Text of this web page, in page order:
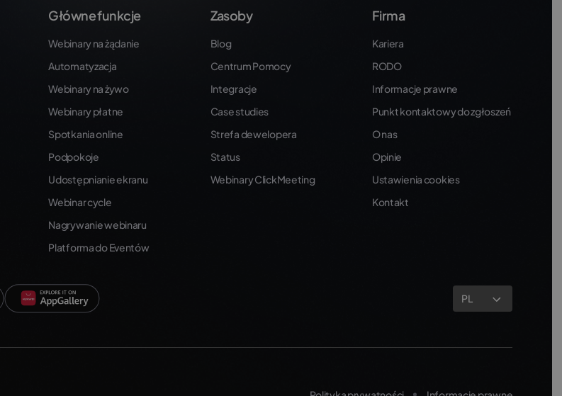
Główne funkcje
Webinary na żądanie
Automatyzacja
Webinary na żywo
Webinary płatne
Spotkania online
Podpokoje
Udostępnianie ekranu
Webinar cycle
Nagrywanie webinaru
Platforma do Eventów
Zasoby
Blog
Centrum Pomocy
Integracje
Case studies
Strefa dewelopera
Status
Webinary ClickMeeting
Firma
Kariera
RODO
Informacje prawne
Punkt kontaktowy do zgłoszeń
O nas
Opinie
Ustawienia cookies
Kontakt
PL